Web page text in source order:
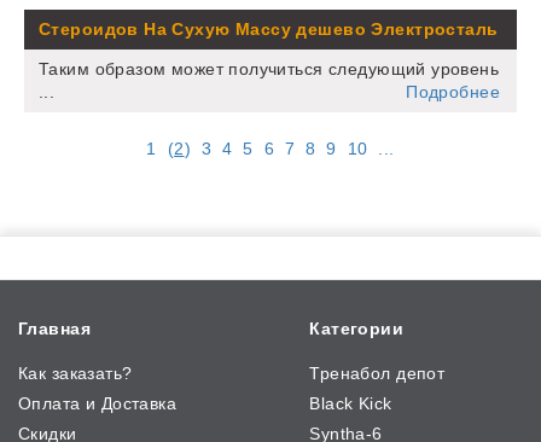
Стероидов На Сухую Массу дешево Электросталь
Таким образом может получиться следующий уровень
...
Подробнее
1 (2) 3 4 5 6 7 8 9 10 ...
Главная
Как заказать?
Оплата и Доставка
Скидки
Категории
Тренабол депот
Black Kick
Syntha-6